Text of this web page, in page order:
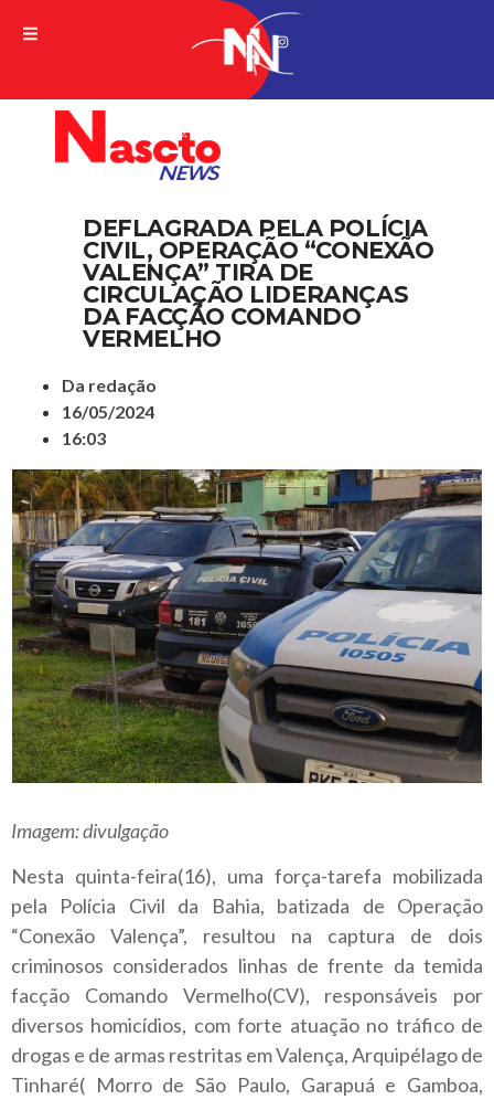
A VERDADE DA NOTICIA
DEFLAGRADA PELA POLÍCIA
CIVIL, OPERAÇÃO “CONEXÃO
VALENÇA” TIRA DE
CIRCULAÇÃO LIDERANÇAS
DA FACÇÃO COMANDO
VERMELHO
Da redação
16/05/2024
16:03
Imagem: divulgação
Nesta quinta-feira(16), uma força-tarefa mobilizada
pela Polícia Civil da Bahia, batizada de Operação
“Conexão Valença”, resultou na captura de dois
criminosos considerados linhas de frente da temida
facção Comando Vermelho(CV), responsáveis por
diversos homicídios, com forte atuação no tráfico de
drogas e de armas restritas em Valença, Arquipélago de
Tinharé( Morro de São Paulo, Garapuá e Gamboa,